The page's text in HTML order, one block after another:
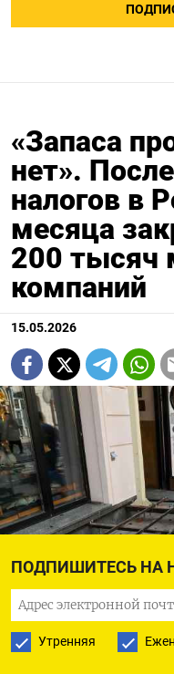
ПОДПИШИТЕСЬ НА
Утренняя
«Запаса
нет».
налогов в
месяца
200 тысяч
компаний
15.05.2026
Василий Кузьмичёнок /